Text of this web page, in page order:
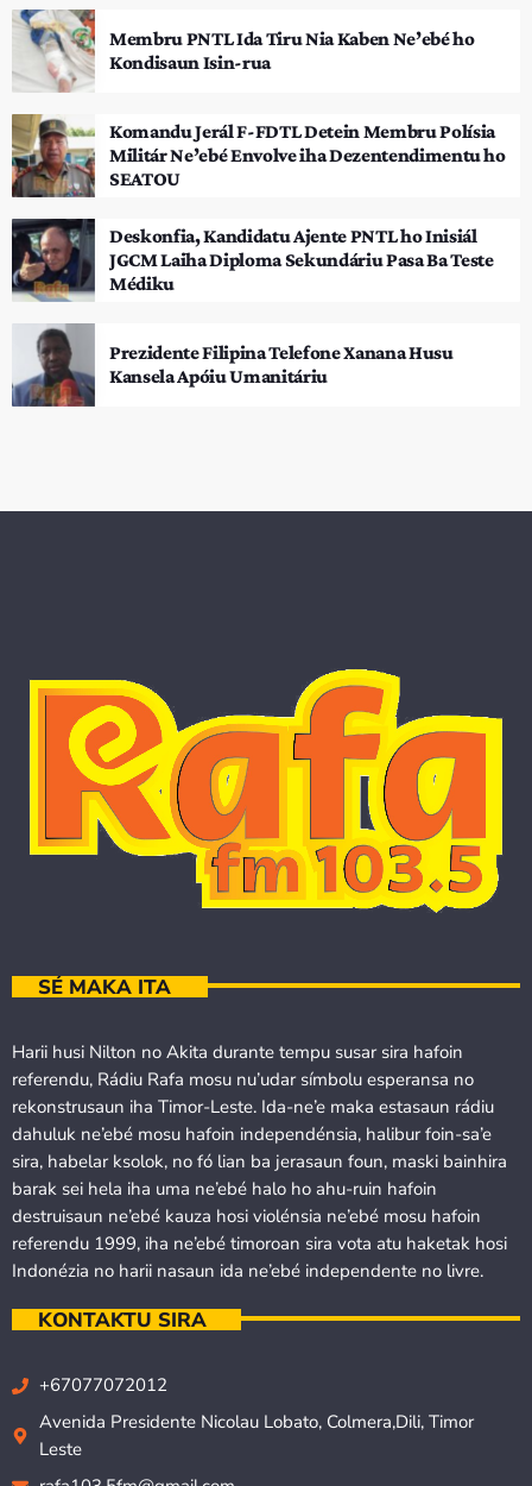
Membru PNTL Ida Tiru Nia Kaben Ne’ebé ho
Kondisaun Isin-rua
Komandu Jerál F-FDTL Detein Membru Polísia
Militár Ne’ebé Envolve iha Dezentendimentu ho
SEATOU
Deskonfia, Kandidatu Ajente PNTL ho Inisiál
JGCM Laiha Diploma Sekundáriu Pasa Ba Teste
Médiku
Prezidente Filipina Telefone Xanana Husu
Kansela Apóiu Umanitáriu
SÉ MAKA ITA
Harii husi Nilton no Akita durante tempu susar sira hafoin
referendu, Rádiu Rafa mosu nu’udar símbolu esperansa no
rekonstrusaun iha Timor-Leste. Ida-ne’e maka estasaun rádiu
dahuluk ne’ebé mosu hafoin independénsia, halibur foin-sa’e
sira, habelar ksolok, no fó lian ba jerasaun foun, maski bainhira
barak sei hela iha uma ne’ebé halo ho ahu-ruin hafoin
destruisaun ne’ebé kauza hosi violénsia ne’ebé mosu hafoin
referendu 1999, iha ne’ebé timoroan sira vota atu haketak hosi
Indonézia no harii nasaun ida ne’ebé independente no livre.
KONTAKTU SIRA
+67077072012
Avenida Presidente Nicolau Lobato, Colmera,Dili, Timor
Leste